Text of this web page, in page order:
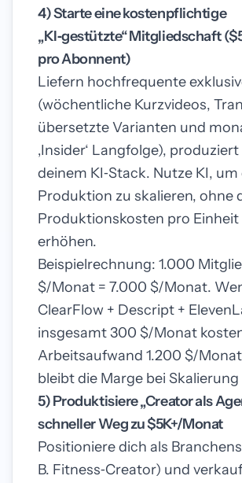
4) Starte eine kostenpflichtige
„KI‑gestützte“ Mitgliedschaft
pro Abonnent)
Liefern hochfrequente
(wöchentliche Kurzvideos,
übersetzte Varianten und
‚Insider‘ Langfolge),
deinem KI‑Stack. Nutze KI, um
Produktion zu skalieren, ohne
Produktionskosten pro Einheit
erhöhen.
Beispielrechnung: 1.000
$/Monat = 7.000 $/Monat.
ClearFlow + Descript +
insgesamt 300 $/Monat
Arbeitsaufwand 1.200 $/
bleibt die Marge bei
5) Produktisiere „Creator als
schneller Weg zu $5K+/Monat
Positioniere dich als
B. Fitness‑Creator) und